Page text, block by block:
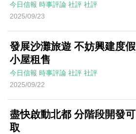
今日信報 時事評論 社評 社評
2025/09/23
發展沙灘旅遊 不妨興建度假
小屋租售
今日信報 時事評論 社評 社評
2025/09/22
盡快啟動北都 分階段開發可
取